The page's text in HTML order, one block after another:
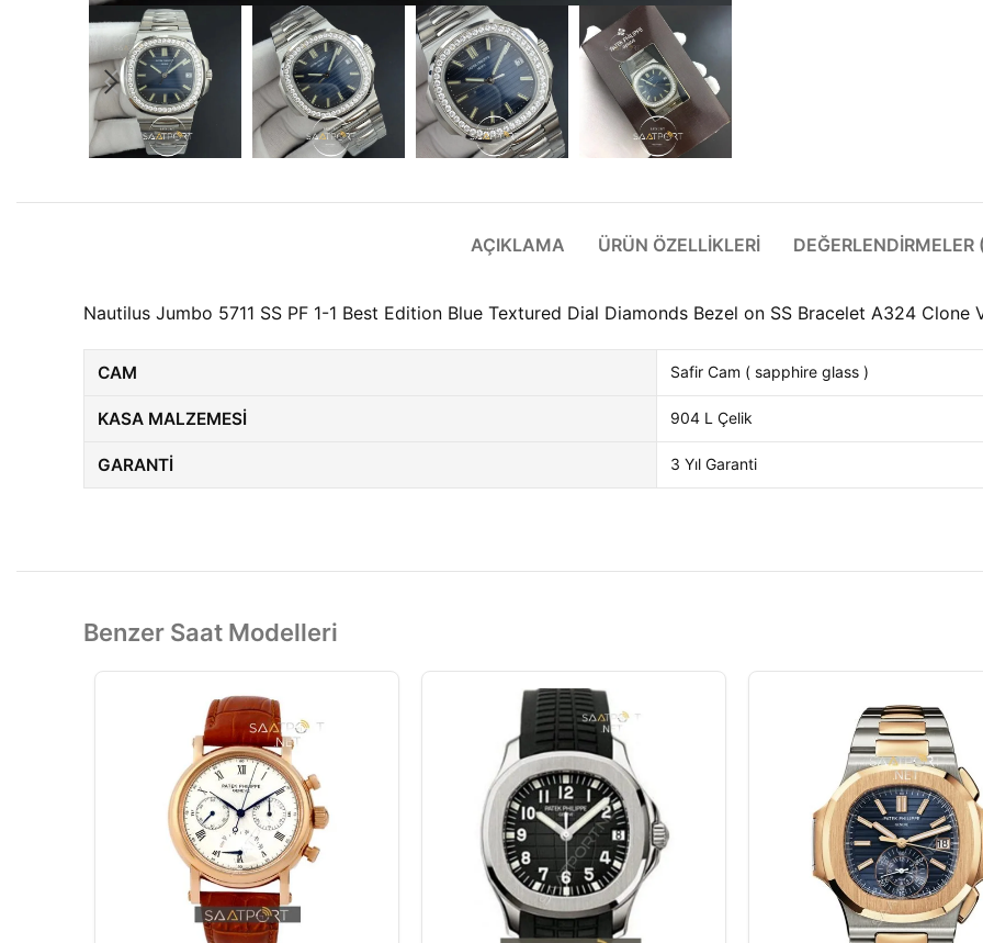
AÇIKLAMA ÜRÜN ÖZELLIKLERI DEĞERLENDIRMELER
Nautilus Jumbo 5711 SS PF 1-1 Best Edition Blue Textured Dial Diamonds Bezel on SS Bracelet A324 Clone
CAM Safir Cam ( sapphire glass )
KASA MALZEMESI 904 L Çelik
GARANTI 3 Yıl Garanti
Benzer Saat Modelleri